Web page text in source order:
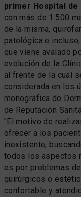
primer Hospital de
con más de 1.500
de la misma,
patológica e
que viene avalado
evolución de la
al frente de la cual
considerada en los
monográfica de
de Reputación
"El motivo de
ofrecer a los
inexistente,
todos los aspectos
es por problemas
quirúrgicos o
confortable y